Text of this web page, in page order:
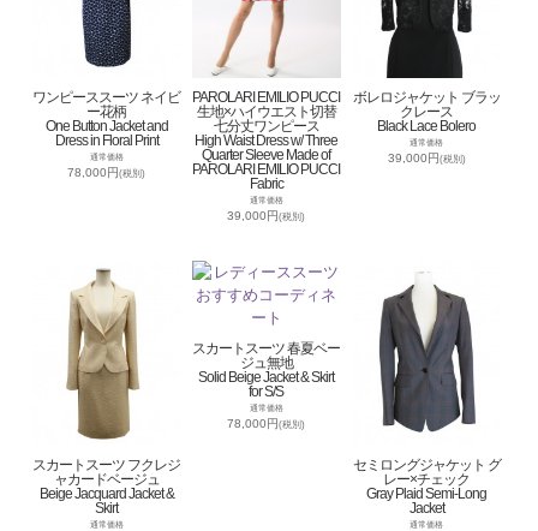
ワンピーススーツ ネイビ
ー花柄
One Button Jacket and
Dress in Floral Print
通常価格
78,000円(税別)
PAROLARI EMILIO PUCCI
生地×ハイウエスト切替
七分丈ワンピース
High Waist Dress w/ Three
Quarter Sleeve Made of
PAROLARI EMILIO PUCCI
Fabric
通常価格
39,000円(税別)
ボレロジャケット ブラッ
クレース
Black Lace Bolero
通常価格
39,000円(税別)
スカートスーツ フクレジ
ャカードベージュ
Beige Jacquard Jacket &
Skirt
通常価格
スカートスーツ 春夏ベー
ジュ無地
Solid Beige Jacket & Skirt
for S/S
通常価格
78,000円(税別)
セミロングジャケット グ
レー×チェック
Gray Plaid Semi-Long
Jacket
通常価格